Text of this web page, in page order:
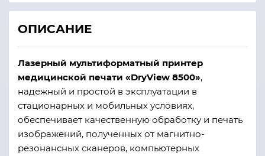
ОПИСАНИЕ
Лазерный мультиформатный принтер
медицинской печати «DryView 8500»,
надежный и простой в эксплуатации в
стационарных и мобильных условиях,
обеспечивает качественную обработку и печать
изображений, полученных от магнитно-
резонансных сканеров, компьютерных